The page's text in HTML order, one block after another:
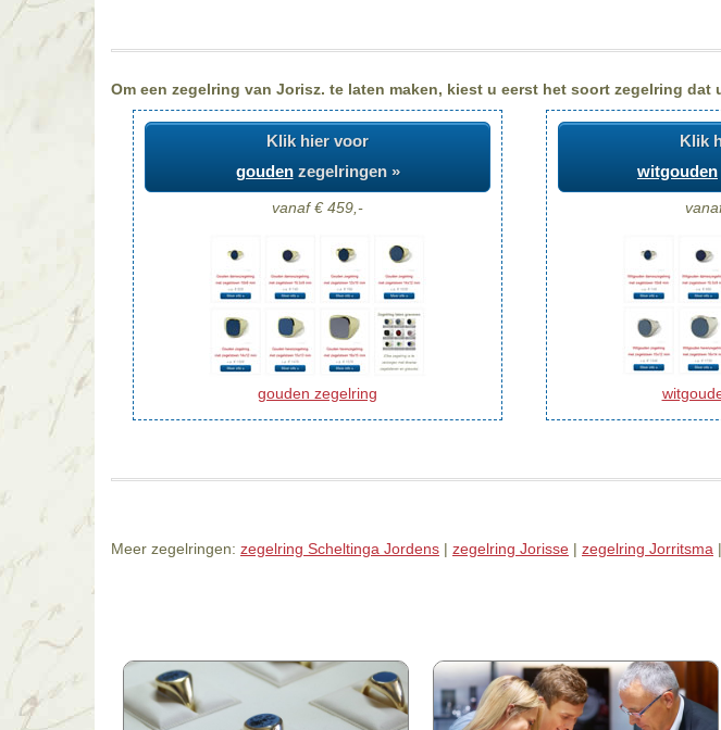
Om een zegelring van Jorisz. te laten maken, kiest u eerst het soort zegelring dat
Klik hier voor
goudenzegelringen »
vanaf € 459,-
gouden zegelring
Klik
witgouden
Meer zegelringen: zegelring Scheltinga Jordens | zegelring Jorisse | zegelring Jorritsma |